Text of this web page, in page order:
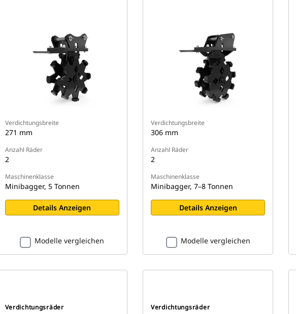
Verdichtungsbreite
271 mm
Anzahl Räder
2
Maschinenklasse
Minibagger, 5 Tonnen
Details Anzeigen
Modelle vergleichen
Verdichtungsbreite
306 mm
Anzahl Räder
2
Maschinenklasse
Minibagger, 7–8 Tonnen
Details Anzeigen
Modelle vergleichen
Verdichtungsräder Verdichtungsräder